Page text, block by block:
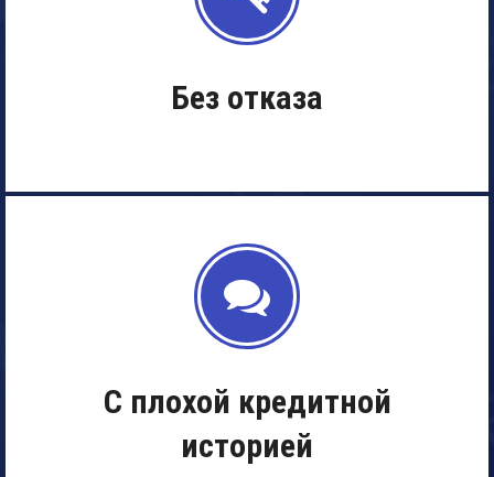
Без отказа
С плохой кредитной
историей